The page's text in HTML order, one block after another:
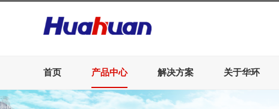
首页 产品中心 解决方案 关于华环